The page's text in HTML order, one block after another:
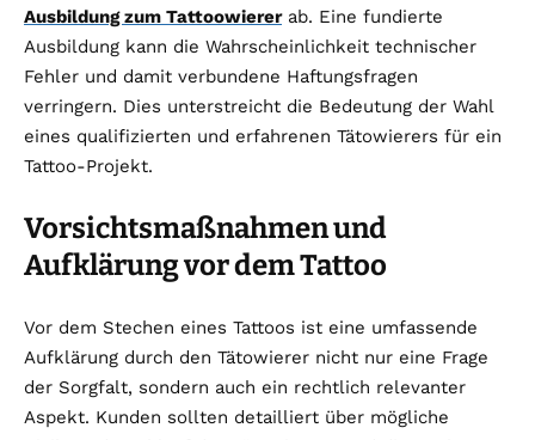
Ausbildung zum Tattoowiererab. Eine fundierte
Ausbildung kann die Wahrscheinlichkeit technischer
Fehler und damit verbundene Haftungsfragen
verringern. Dies unterstreicht die Bedeutung der Wahl
eines qualifizierten und erfahrenen Tätowierers für ein
Tattoo-Projekt.
Vorsichtsmaßnahmen und
Aufklärung vor dem Tattoo
Vor dem Stechen eines Tattoos ist eine umfassende
Aufklärung durch den Tätowierer nicht nur eine Frage
der Sorgfalt, sondern auch ein rechtlich relevanter
Aspekt. Kunden sollten detailliert über mögliche